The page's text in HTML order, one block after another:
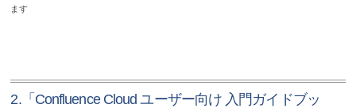
ます
2.「Confluence Cloud ユーザー向け 入門ガイドブッ